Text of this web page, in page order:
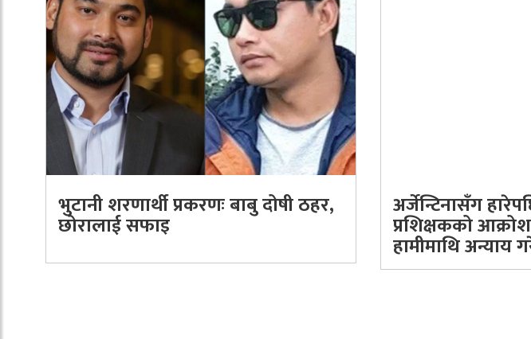
भुटानी शरणार्थी प्रकरणः बाबु दोषी ठहर,
छोरालाई सफाइ
अर्जेन्टिनासँग
प्रशिक्षकको
हामीमाथि अन्याय